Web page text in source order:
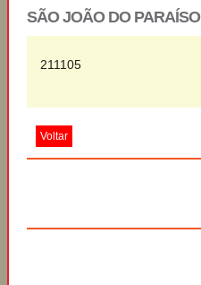
SÃO JOÃO DO PARAÍSO
211105
Voltar